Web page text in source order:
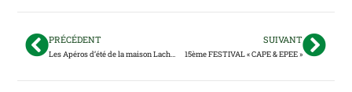
PRÉCÉDENT
Les Apéros d’été de la maison Lacheteau
SUIVANT
15ème FESTIVAL « CAPE & EPEE »